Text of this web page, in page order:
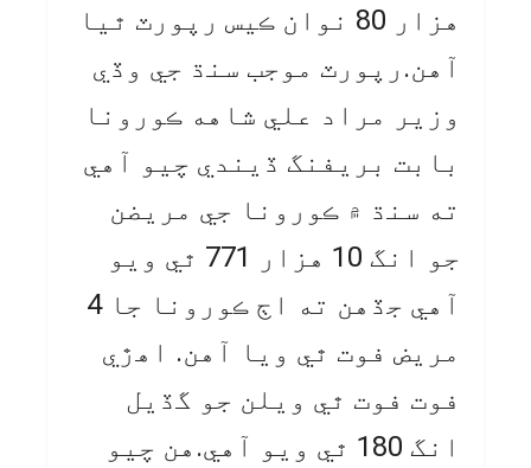
هزار 80 نوان ڪيس رپورٽ ٿيا
آهن.رپورٽ موجب سنڌ جي وڏي
وزير مراد علي شاهه ڪورونا
بابت بريفنگ ڏيندي چيو آهي
ته سنڌ ۾ ڪورونا جي مريضن
جو انگ 10 هزار 771 ٿي ويو
آهي جڏهن ته اڄ ڪورونا جا 4
مريض فوت ٿي ويا آهن. اهڙي
فوت فوت ٿي ويلن جو گڏيل
انگ 180 ٿي ويو آهي.هن چيو